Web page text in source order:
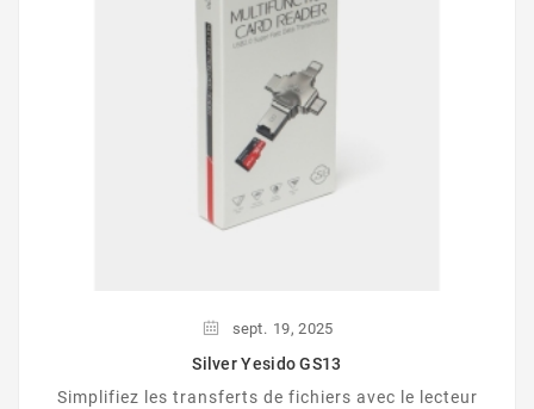
sept. 19, 2025
Silver Yesido GS13
Simplifiez les transferts de fichiers avec le lecteur